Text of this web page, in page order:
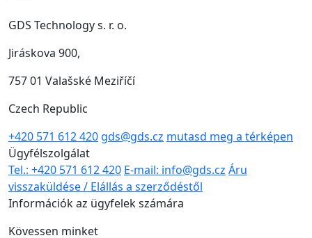
GDS Technology s. r. o.
Jiráskova 900,
757 01 Valašské Meziříčí
Czech Republic
+420 571 612 420 gds@gds.cz mutasd meg a térképen
Ügyfélszolgálat
Tel.: +420 571 612 420 E-mail: info@gds.cz Áru
visszaküldése / Elállás a szerződéstől
Információk az ügyfelek számára
Kövessen minket